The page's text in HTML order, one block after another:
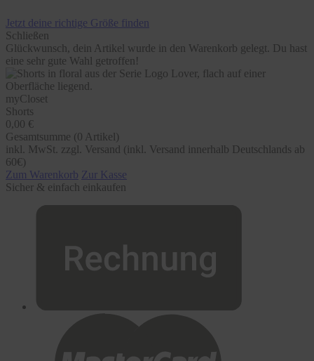
Jetzt deine richtige Größe finden
Schließen
Glückwunsch, dein Artikel wurde in den Warenkorb gelegt. Du hast
eine sehr gute Wahl getroffen!
myCloset
Shorts
0,00 €
Gesamtsumme (0 Artikel)
inkl. MwSt. zzgl. Versand (inkl. Versand innerhalb Deutschlands ab
60€)
Zum Warenkorb Zur Kasse
Sicher & einfach einkaufen